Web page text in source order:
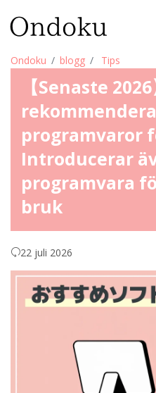
Ondoku blogg Tips
【Senaste
programvaror
Introducerar
programvara
bruk
22 juli 2026